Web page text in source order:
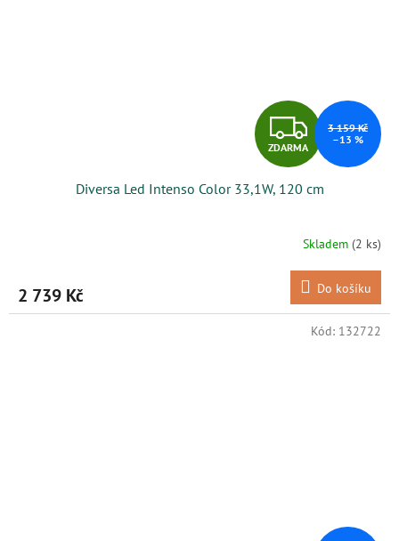
Z
D
A
R
M
A
ZDARMA
3 159 Kč
–13 %
Diversa Led Intenso Color 33,1W, 120 cm
Skladem (2 ks)
2 739 Kč Do košíku
Kód: 132722